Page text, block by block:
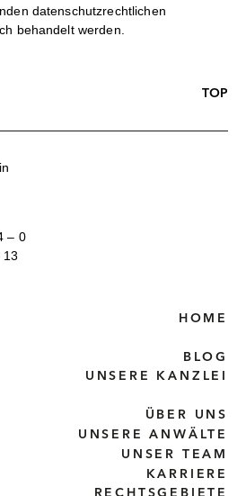
datenschutzrechtlichen
behandelt werden.
TOP
– 0
13
HOME
BLOG
UNSERE KANZLEI
ÜBER UNS
UNSERE ANWÄLTE
UNSER TEAM
KARRIERE
RECHTSGEBIETE